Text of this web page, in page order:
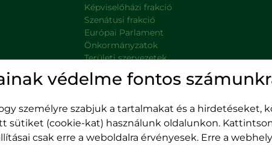
Képviselőházi frakció
Szenátusi frakció
Európai Parlament
Önkormányzatok
Területi szervezetek
Minisztériumok, kormányzati intézmények
Platformok
védelme fontos
személyre szabjuk a tartalmakat és a
sütiket (cookie-kat) használunk oldalunkon.
csak erre a weboldalra érvényesek. Erre a